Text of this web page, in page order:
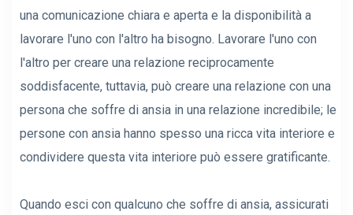
una comunicazione chiara e aperta e la disponibilità a
lavorare l'uno con l'altro ha bisogno. Lavorare l'uno con
l'altro per creare una relazione reciprocamente
soddisfacente, tuttavia, può creare una relazione con una
persona che soffre di ansia in una relazione incredibile; le
persone con ansia hanno spesso una ricca vita interiore e
condividere questa vita interiore può essere gratificante.
Quando esci con qualcuno che soffre di ansia, assicurati